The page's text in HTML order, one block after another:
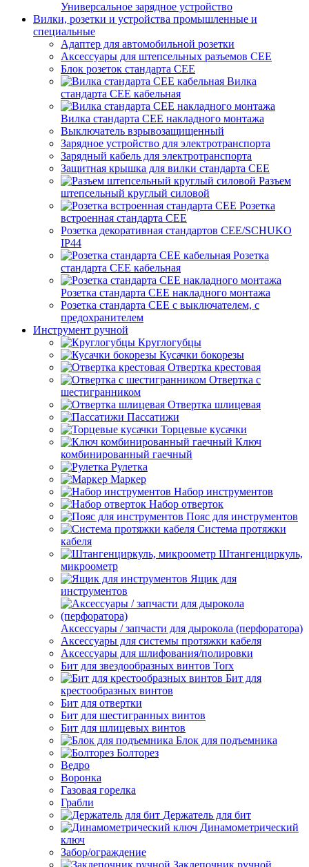
Универсальное зарядное устройство
Вилки, розетки и устройства промышленные и
специальные
Адаптер для автомобильной розетки
Аксессуары для штепсельных разъемов CEE
Блок розеток стандарта CEE
Вилка
стандарта CEE кабельная
Вилка стандарта CEE накладного монтажа
Выключатель взрывозащищенный
Зарядное устройство для электротранспорта
Зарядный кабель для электротранспорта
Защитная крышка для вилки стандарта CEE
Разъем
штепсельный круглый силовой
Розетка
встроенная стандарта CEE
Розетка декоративная стандартов CEE/SCHUKO
IP44
Розетка
стандарта СЕЕ кабельная
Розетка стандарта СЕЕ накладного монтажа
Розетка стандарта СЕЕ с выключателем, с
предохранителем
Инструмент ручной
Круглогубцы
Кусачки бокорезы
Отвертка крестовая
Отвертка с
шестигранником
Отвертка шлицевая
Пассатижи
Торцевые кусачки
Ключ
комбинированный гаечный
Рулетка
Маркер
Набор инструментов
Набор отверток
Пояс для инструментов
Система протяжки
кабеля
Штангенциркуль,
микроометр
Ящик для
инструментов
Аксессуары / запчасти для дырокола (перфоратора)
Аксессуары для системы протяжки кабеля
Аксессуары для шлифования/полировки
Бит для звездообразных винтов Torx
Бит для
крестообразных винтов
Бит для отвертки
Бит для шестигранных винтов
Бит для шлицевых винтов
Блок для подъемника
Болторез
Ведро
Воронка
Газовая горелка
Грабли
Держатель для бит
Динамометрический
ключ
Забор/ограждение
Заклепочник ручной